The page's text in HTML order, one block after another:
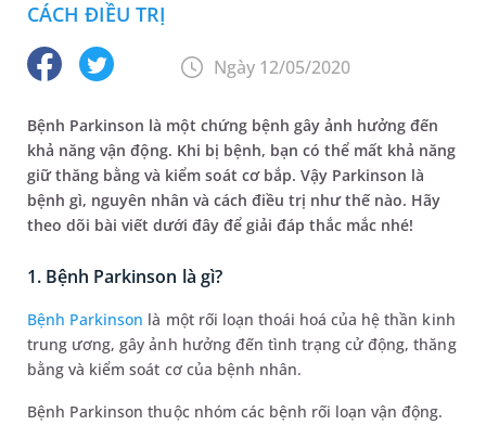
CÁCH ĐIỀU TRỊ
Ngày 12/05/2020
Bệnh Parkinson là một chứng bệnh gây ảnh hưởng đến
khả năng vận động. Khi bị bệnh, bạn có thể mất khả năng
giữ thăng bằng và kiểm soát cơ bắp. Vậy Parkinson là
bệnh gì, nguyên nhân và cách điều trị như thế nào. Hãy
theo dõi bài viết dưới đây để giải đáp thắc mắc nhé!
1. Bệnh Parkinson là gì?
Bệnh Parkinson là một rối loạn thoái hoá của hệ thần kinh
trung ương, gây ảnh hưởng đến tình trạng cử động, thăng
bằng và kiểm soát cơ của bệnh nhân.
Bệnh Parkinson thuộc nhóm các bệnh rối loạn vận động.